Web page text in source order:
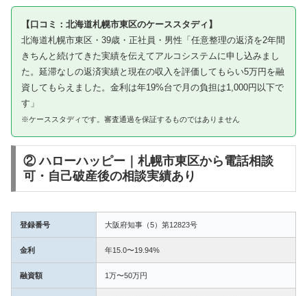
【口コミ：北海道札幌市東区のケーススタディ】
北海道札幌市東区・39歳・正社員・男性「任意整理の返済を2年間
きちんと続けてきた実績を伝えてアルコシステムに申し込みまし
た。延滞なしの返済実績と現在の収入を評価してもらい5万円を融
資してもらえました。金利は年19%台で月の負担は1,000円以下で
す」
※ケーススタディです。審査通過を保証するものではありません
② ハローハッピー｜札幌市東区から電話相談
可・自己破産後の相談実績あり
登録番号 大阪府知事（5）第12823号
金利 年15.0〜19.94%
融資額 1万〜50万円